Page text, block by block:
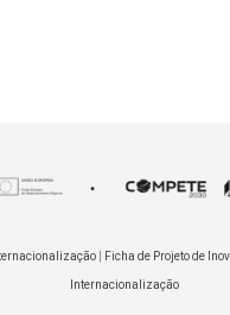
Ficha de Projeto de
Internacionalização